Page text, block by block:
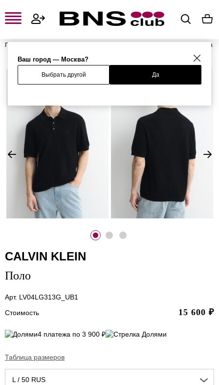
Ваш город — Москва?
Выбрать другой Да
Главная
Мужская одежда
CALVIN KLEIN
Поло
Арт. LV04LG313G_UB1
Стоимость
15 600 ₽
4 платежа по 3 900 ₽
Таблица размеров
L / 50 RUS